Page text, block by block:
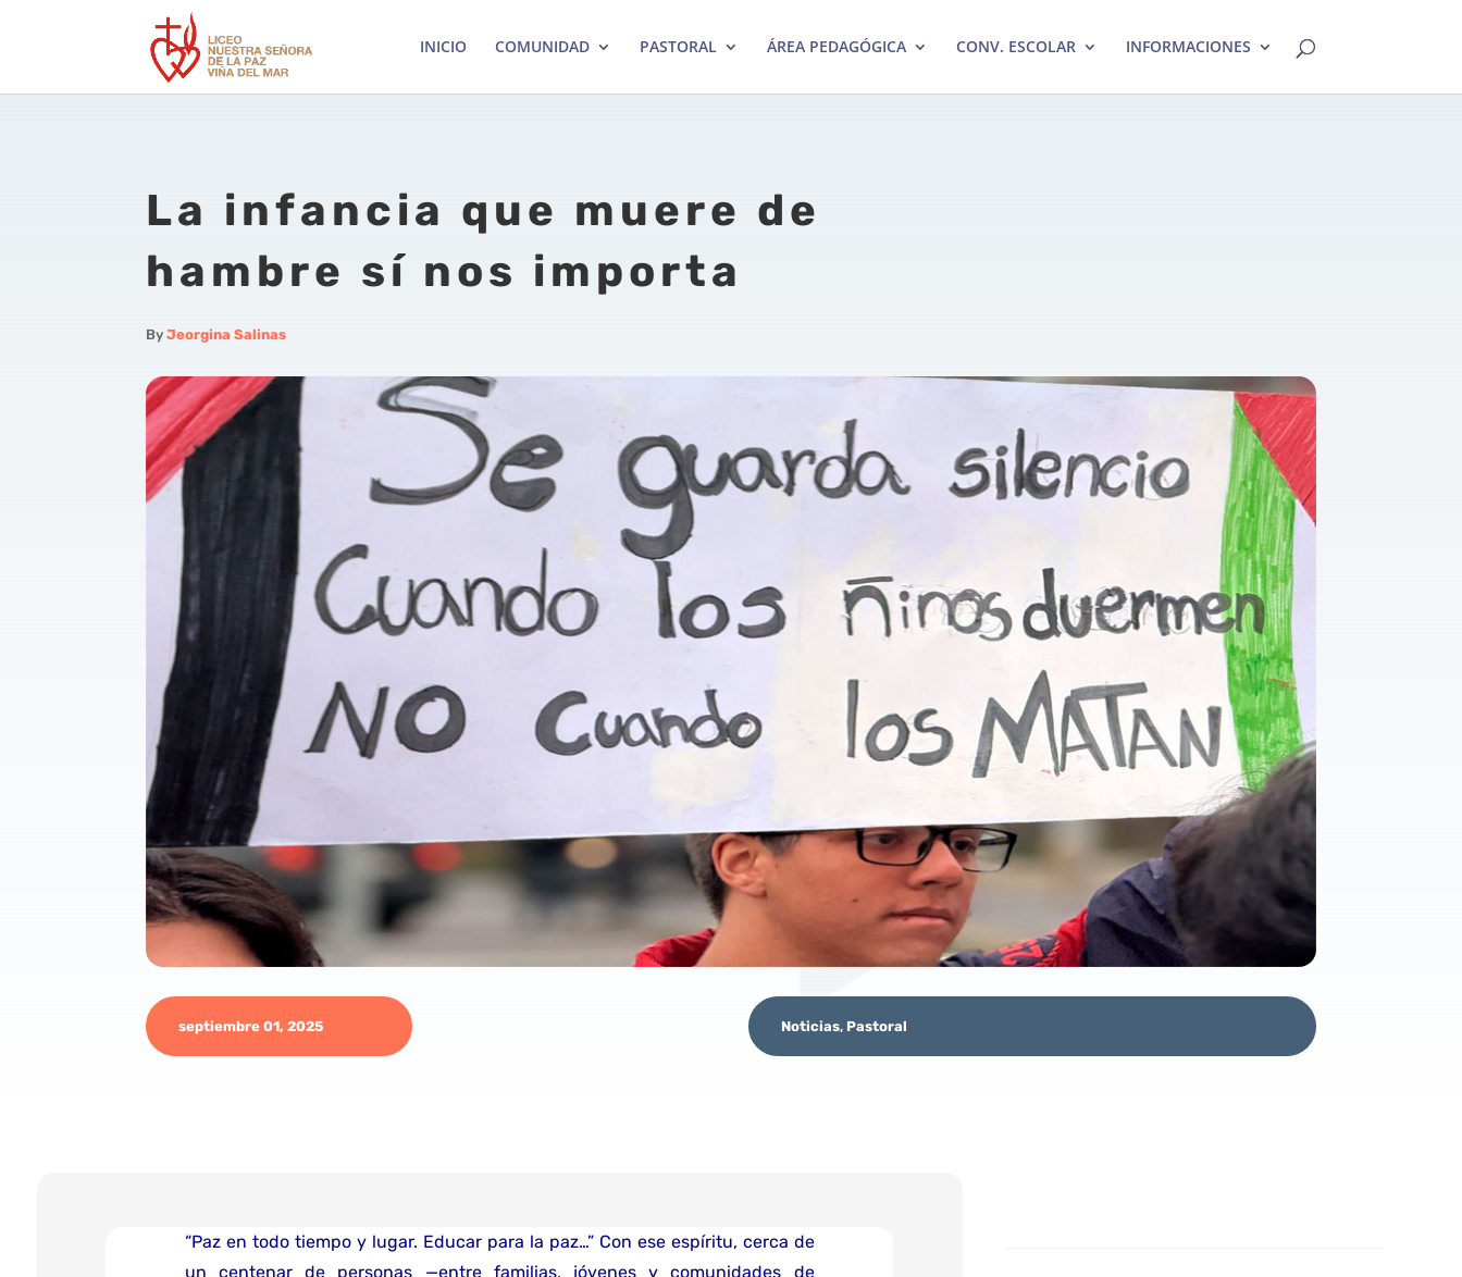
INICIO COMUNIDAD PASTORAL ÁREA PEDAGÓGICA CONV. ESCOLAR INFORMACIONES
La infancia que muere de
hambre sí nos importa
ByJeorgina Salinas
septiembre 01, 2025 Noticias, Pastoral
“Paz en todo tiempo y lugar. Educar para la paz…” Con ese espíritu, cerca de
un centenar de personas —entre familias, jóvenes y comunidades de